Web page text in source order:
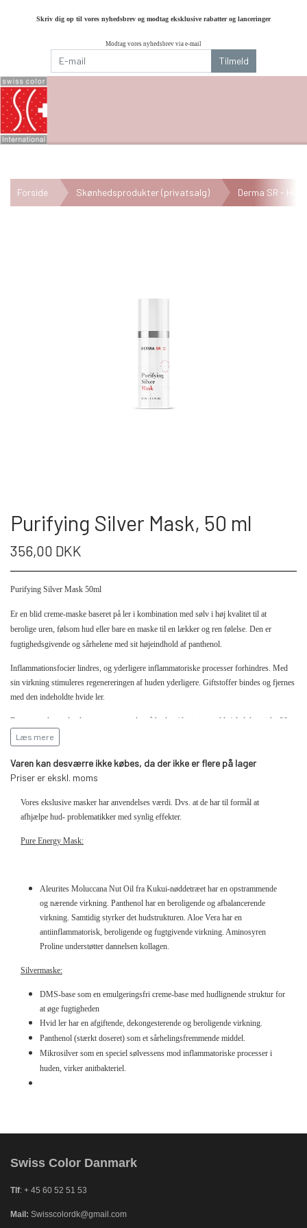
Skriv dig op til vores nyhedsbrev og modtag eksklusive rabatter og lanceringer
Modtag vores nyhedsbrev via e-mail
Tilmeld
Forside Skønhedsprodukter (privatsalg) Derma SR -
Purifying Silver Mask, 50 ml
356,00 DKK
Purifying Silver Mask 50ml
Er en blid creme-maske baseret på ler i kombination med sølv i høj kvalitet til at
berolige uren, følsom hud eller bare en maske til en lækker og ren følelse. Den er
fugtighedsgivende og sårhelene med sit højeindhold af panthenol.
Inflammationsfocier lindres, og yderligere inflammatoriske processer forhindres. Med
sin virkning stimuleres regenereringen af huden yderligere. Giftstoffer bindes og fjernes
med den indeholdte hvide ler.
Den anvendes ved at ligge som en maske på huden (den stivner ikke) lad den virke 20
min. Vask herefter.
urenhud, tilstoppet pore og generelt ubehag ved denne hudproblematik.
DMS-base som en emulgeringsfri creme-base med hudlignende struktur for at øge
Hvid ler har en afgiftende, dekongesterende og beroligende virkning.
virker anitbakteriel.
Velegnet til normal, uren og acne udsat hud.
Ingredienser
Aqua(Vand), Kaolin, Glycerin, hydrogeneret lecithin, C12-15 Alkylbenzoat, Panthenol,
Butyrospermum Parkii (Shea)
Oil, Oryza Sativa Bran Oil, Butylene Glycol, Silver (CI 77820), Glyceryl Polyacrylate,
Acrylates / C10-30 AlkylAcrylat Crosspolymer, Phenoxyethanol, Benzoesyre,
Dehydroeddikesyre, Parfum
Læs mere
Varen kan desværre ikke købes, da der ikke er flere på lager
Priser er ekskl. moms
Vores ekslusive masker har anvendelses værdi. Dvs. at de har til formål at
afhjælpe hud- problematikker med synlig effekter.
Pure Energy Mask:
Aleurites Moluccana Nut Oil fra Kukui-nøddetræet har en opstrammende
og nærende virkning. Panthenol har en beroligende og afbalancerende
virkning. Samtidig styrker det hudstrukturen. Aloe Vera har en
antiinflammatorisk, beroligende og fugtgivende virkning. Aminosyren
Proline understøtter dannelsen kollagen.
Silvermaske:
DMS-base som en emulgeringsfri creme-base med hudlignende struktur for
at øge fugtigheden
Hvid ler har en afgiftende, dekongesterende og beroligende virkning.
Panthenol (stærkt doseret) som et sårhelingsfremmende middel.
Mikrosilver som en speciel sølvessens mod inflammatoriske processer i
huden, virker anitbakteriel.
Swiss Color Danmark
Tlf: + 45 60 52 51 53
Mail: Swisscolordk@gmail.com